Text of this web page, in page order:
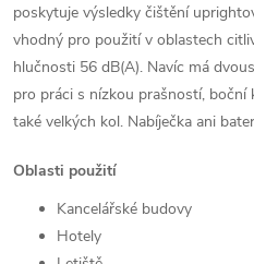
poskytuje výsledky čištění
vhodný pro použití v oblastech
hlučnosti 56 dB(A). Navíc má
pro práci s nízkou prašností,
také velkých kol. Nabíječka ani
Oblasti použití
Kancelářské budovy
Hotely